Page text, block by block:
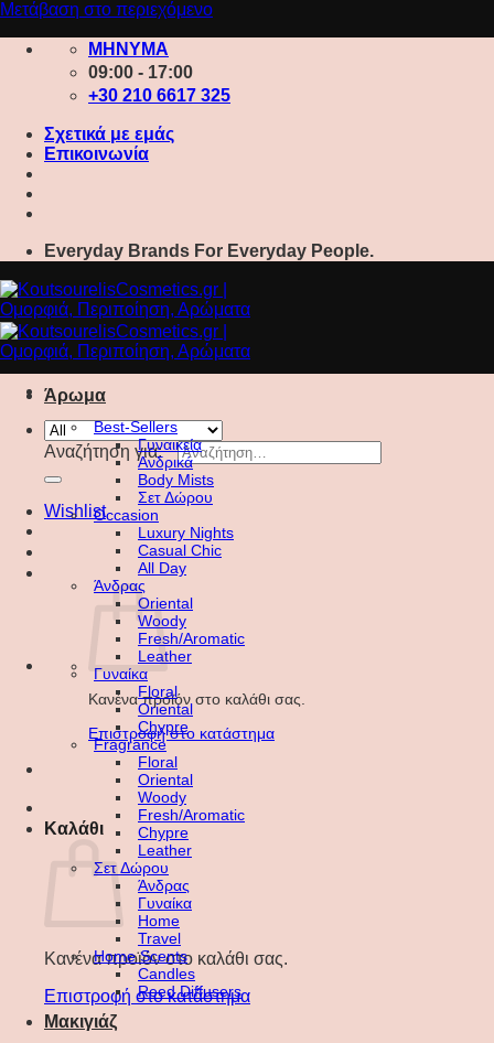
Μετάβαση στο περιεχόμενο
ΜΗΝΥΜΑ
09:00 - 17:00
+30 210 6617 325
Σχετικά με εμάς
Επικοινωνία
Everyday Brands For Everyday People.
Αναζήτηση για:
Wishlist
Κανένα προϊόν στο καλάθι σας.
Επιστροφή στο κατάστημα
Καλάθι
Κανένα προϊόν στο καλάθι σας.
Επιστροφή στο κατάστημα
Άρωμα
Best-Sellers
Γυναικεία
Ανδρικά
Body Mists
Σετ Δώρου
Occasion
Luxury Nights
Casual Chic
All Day
Άνδρας
Oriental
Woody
Fresh/Aromatic
Leather
Γυναίκα
Floral
Oriental
Chypre
Fragrance
Floral
Oriental
Woody
Fresh/Aromatic
Chypre
Leather
Σετ Δώρου
Άνδρας
Γυναίκα
Home
Travel
Home Scents
Candles
Reed Diffusers
Μακιγιάζ